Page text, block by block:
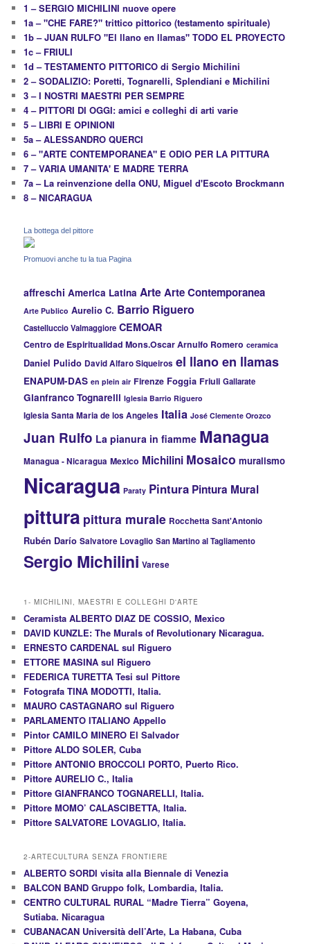
1 – SERGIO MICHILINI nuove opere
1a – "CHE FARE?" trittico pittorico (testamento spirituale)
1b – JUAN RULFO "El llano en llamas" TODO EL PROYECTO
1c – FRIULI
1d – TESTAMENTO PITTORICO di Sergio Michilini
2 – SODALIZIO: Poretti, Tognarelli, Splendiani e Michilini
3 – I NOSTRI MAESTRI PER SEMPRE
4 – PITTORI DI OGGI: amici e colleghi di arti varie
5 – LIBRI E OPINIONI
5a – ALESSANDRO QUERCI
6 – "ARTE CONTEMPORANEA" E ODIO PER LA PITTURA
7 – VARIA UMANITA' E MADRE TERRA
7a – La reinvenzione della ONU, Miguel d'Escoto Brockmann
8 – NICARAGUA
La bottega del pittore
Promuovi anche tu la tua Pagina
affreschi America Latina ArteArte Contemporanea
Arte Publico Aurelio C. Barrio Riguero
Castelluccio Valmaggiore CEMOAR
Centro de Espiritualidad Mons.Oscar Arnulfo Romero ceramica
Daniel Pulido David Alfaro Siqueiros el llano en llamas
ENAPUM-DAS en plein air Firenze Foggia Friuli Gallarate
Gianfranco Tognarelli Iglesia Barrio Riguero
Iglesia Santa Maria de los Angeles Italia José Clemente Orozco
Juan Rulfo La pianura in fiamme Managua
Managua - Nicaragua Mexico Michilini Mosaico muralismo
Nicaragua Paraty Pintura Pintura Mural
pittura pittura murale Rocchetta Sant'Antonio
Rubén Darío Salvatore Lovaglio San Martino al Tagliamento
Sergio Michilini Varese
1- MICHILINI, MAESTRI E COLLEGHI D'ARTE
Ceramista ALBERTO DIAZ DE COSSIO, Mexico
DAVID KUNZLE: The Murals of Revolutionary Nicaragua.
ERNESTO CARDENAL sul Riguero
ETTORE MASINA sul Riguero
FEDERICA TURETTA Tesi sul Pittore
Fotografa TINA MODOTTI, Italia.
MAURO CASTAGNARO sul Riguero
PARLAMENTO ITALIANO Appello
Pintor CAMILO MINERO El Salvador
Pittore ALDO SOLER, Cuba
Pittore ANTONIO BROCCOLI PORTO, Puerto Rico.
Pittore AURELIO C., Italia
Pittore GIANFRANCO TOGNARELLI, Italia.
Pittore MOMO’ CALASCIBETTA, Italia.
Pittore SALVATORE LOVAGLIO, Italia.
2-ARTECULTURA SENZA FRONTIERE
ALBERTO SORDI visita alla Biennale di Venezia
BALCON BAND Gruppo folk, Lombardia, Italia.
CENTRO CULTURAL RURAL “Madre Tierra” Goyena,
Sutiaba. Nicaragua
CUBANACAN Università dell’Arte, La Habana, Cuba